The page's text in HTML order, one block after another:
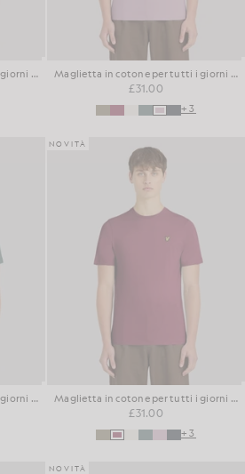
Maglietta in cotone per tutti i giorni con collo rotondo Maglietta in cotone per tutti i giorni con collo rotondo
£31.00
+3
Maglietta in cotone per tutti i giorni con collo rotondo
NOVITÀ
Maglietta in cotone per tutti i giorni con collo rotondo
£31.00
+3
NOVITÀ